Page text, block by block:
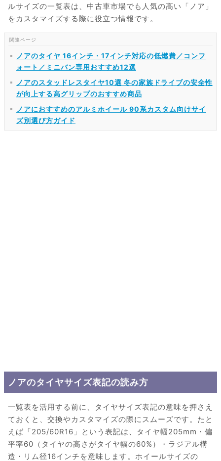
ルサイズの一覧表は、中古車市場でも人気の高い「ノア」
をカスタマイズする際に役立つ情報です。
ノアのタイヤ 16インチ・17インチ対応の低燃費／コンフ
ォート／ミニバン専用おすすめ12選
ノアのスタッドレスタイヤ10選 冬の家族ドライブの安全性
が向上する高グリップのおすすめ商品
ノアにおすすめのアルミホイール 90系カスタム向けサイ
ズ別選び方ガイド
ノアのタイヤサイズ表記の読み方
一覧表を活用する前に、タイヤサイズ表記の意味を押さえ
ておくと、交換やカスタマイズの際にスムーズです。たと
えば「205/60R16」という表記は、タイヤ幅205mm・偏
平率60（タイヤの高さがタイヤ幅の60%）・ラジアル構
造・リム径16インチを意味します。ホイールサイズの